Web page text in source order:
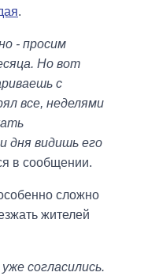
.
- просим
Но вот
с
все, неделями
дня видишь его
в сообщении.
сложно
жителей
согласились.